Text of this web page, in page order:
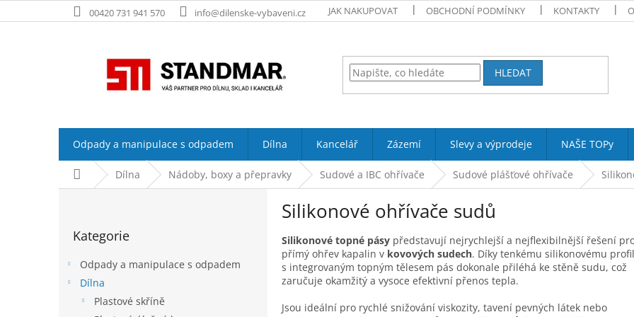
na
00420 731 941 570 info@dilenske-vybaveni.cz JAK NAKUPOVAT OBCHODNÍ PODMÍNKY KONTAKTY
HLEDAT
Odpady a manipulace s odpadem Dílna Kancelář Zázemí Slevy a výprodeje NAŠE TOPy
Domů Dílna Nádoby, boxy a přepravky Sudové a IBC ohřívače Sudové plášťové ohřívače
kategorie
Kategorie
Odpady a manipulace s odpadem
Dílna
Plastové skříně
Silikonové ohřívače sudů
Silikonové topné pásy představují nejrychlejší a nejflexibilnější řešení
přímý ohřev kapalin v kovových sudech. Díky tenkému silikonovému
s integrovaným topným tělesem pás dokonale přiléhá ke stěně sudu, což
zaručuje okamžitý a vysoce efektivní přenos tepla.
Jsou ideální pro rychlé snižování viskozity, tavení pevných látek nebo